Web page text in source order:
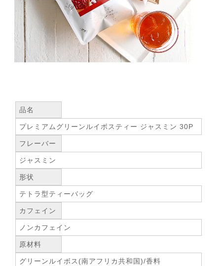
品名
プレミアムグリーンルイボスティー ジャスミン 30P
フレーバー
ジャスミン
形状
テトラ型ティーバッグ
カフェイン
ノンカフェイン
原材料
グリーンルイボス(南アフリカ共和国)/香料